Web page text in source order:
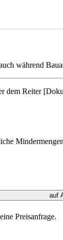
während
dem Reiter
auf
Preisanfrage.